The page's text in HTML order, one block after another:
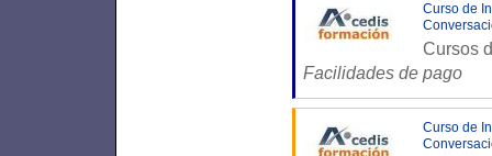
Curso de
Cursos
Facilidades de pago
Curso de